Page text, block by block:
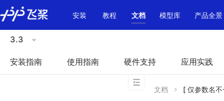
\u200E
安装
教程 文档 模型库 产品全景
3.3
安装指南 使用指南 硬件支持 应用实践
文档 [ 仅参数名